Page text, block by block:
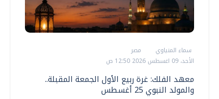
سماء المنياوي
مصر
الأحد، 09 اغسطس 2026 12:50 ص
معهد الفلك: غرة ربيع الأول الجمعة المقبلة..
والمولد النبوي 25 أغسطس